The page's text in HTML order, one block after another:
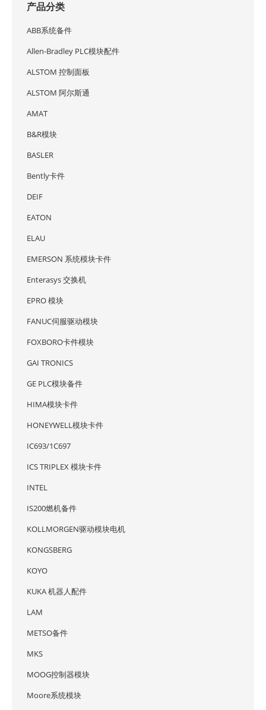
产品分类
ABB系统备件
Allen-Bradley PLC模块配件
ALSTOM 控制面板
ALSTOM 阿尔斯通
AMAT
B&R模块
BASLER
Bently卡件
DEIF
EATON
ELAU
EMERSON 系统模块卡件
Enterasys 交换机
EPRO 模块
FANUC伺服驱动模块
FOXBORO卡件模块
GAI TRONICS
GE PLC模块备件
HIMA模块卡件
HONEYWELL模块卡件
IC693/1C697
ICS TRIPLEX 模块卡件
INTEL
IS200燃机备件
KOLLMORGEN驱动模块电机
KONGSBERG
KOYO
KUKA 机器人配件
LAM
METSO备件
MKS
MOOG控制器模块
Moore系统模块